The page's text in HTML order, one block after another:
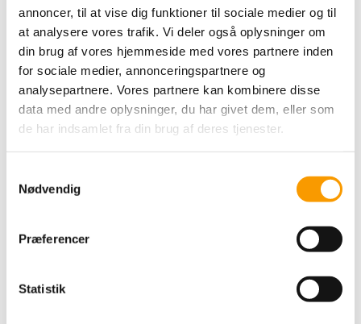
annoncer, til at vise dig funktioner til sociale medier og til
at analysere vores trafik. Vi deler også oplysninger om
din brug af vores hjemmeside med vores partnere inden
for sociale medier, annonceringspartnere og
analysepartnere. Vores partnere kan kombinere disse
data med andre oplysninger, du har givet dem, eller som
de har indsamlet fra din brug af deres tjenester.
Nødvendig
Præferencer
Statistik